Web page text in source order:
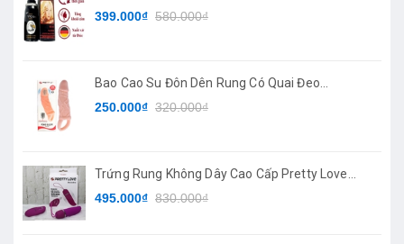
Spray
399.000₫ 580.000₫
Bao Cao Su Đôn Dên Rung Có Quai Đeo
PRETTYLOVE
250.000₫ 320.000₫
Trứng Rung Không Dây Cao Cấp Pretty Love
Deirdre
495.000₫ 830.000₫